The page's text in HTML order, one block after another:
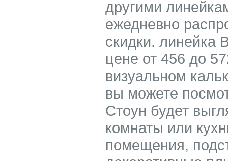
другими
ежедневно
скидки. линейка
цене от 456 до
визуальном
вы можете
Стоун будет
комнаты или
помещения,